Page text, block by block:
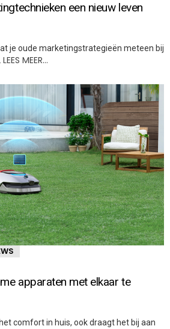
een nieuw leven
je oude marketingstrategieën meteen bij
LEES MEER…
apparaten met elkaar te
comfort in huis, ook draagt het bij aan